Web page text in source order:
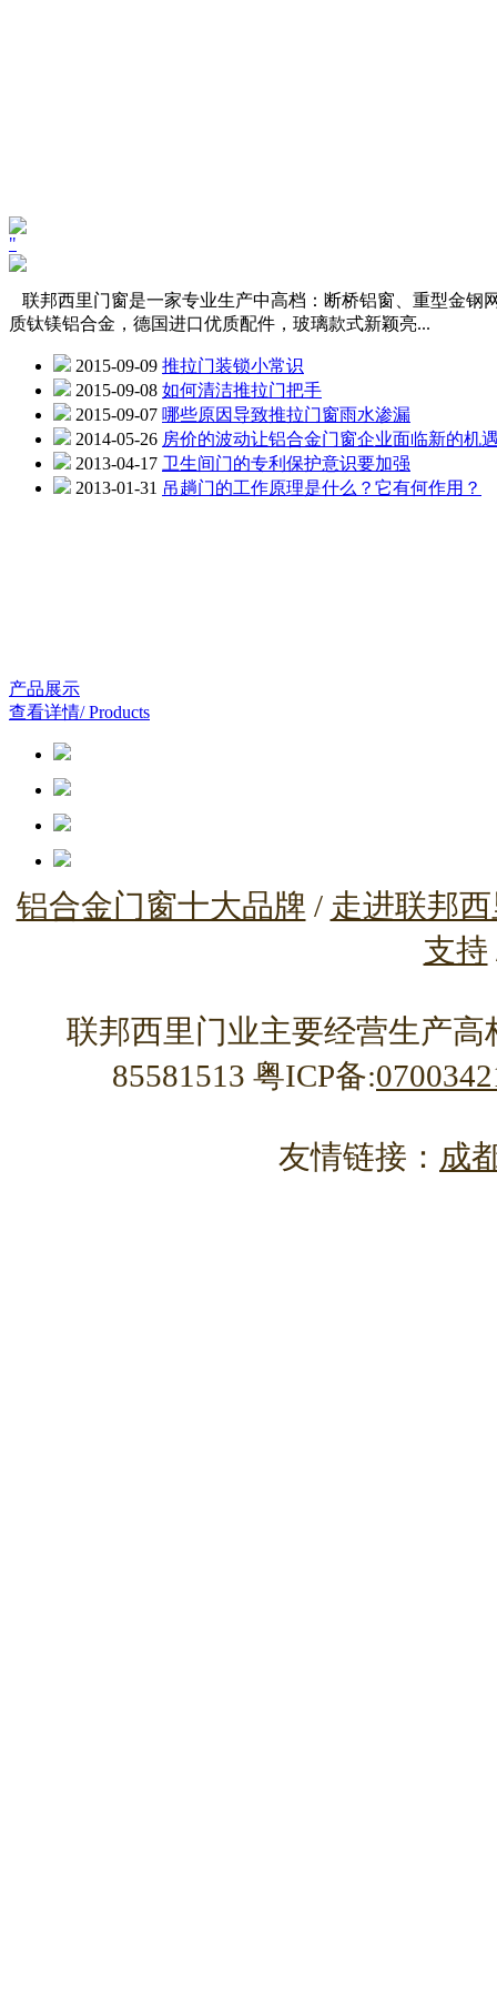
"
联邦西里门窗是一家专业生产中高档：断桥铝窗、重型金钢
质钛镁铝合金，德国进口优质配件，玻璃款式新颖亮...
2015-09-09 推拉门装锁小常识
2015-09-08 如何清洁推拉门把手
2015-09-07 哪些原因导致推拉门窗雨水渗漏
2014-05-26 房价的波动让铝合金门窗企业面临新的机
2013-04-17 卫生间门的专利保护意识要加强
2013-01-31 吊趟门的工作原理是什么？它有何作用？
产品展示
查看详情/ Products
铝合金门窗十大品牌 / 走进联邦
支持
联邦西里门业主要经营生产高
85581513 粤ICP备:
友情链接： 成